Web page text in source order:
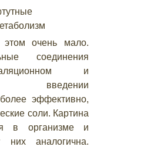
очень мало.
соединения
и
введении
эффективно,
соли. Картина
в организме и
них аналогична.